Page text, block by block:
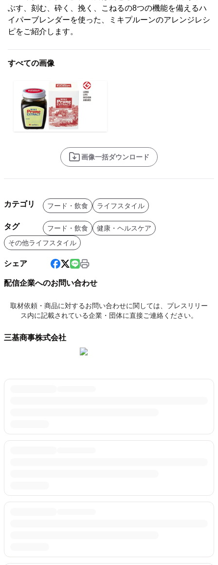
ぶす、刻む、砕く、挽く、こねるの8つの機能を備えるハ
イパーブレンダーを使った、ミキプルーンのアレンジレシ
ピをご紹介します。
すべての画像
画像一括ダウンロード
カテゴリ フード・飲食 ライフスタイル
タグ フード・飲食
健康・ヘルスケア
その他ライフスタイル
シェア
配信企業へのお問い合わせ
取材依頼・商品に対するお問い合わせに関しては、プレスリリー
ス内に記載されている企業・団体に直接ご連絡ください。
三基商事株式会社